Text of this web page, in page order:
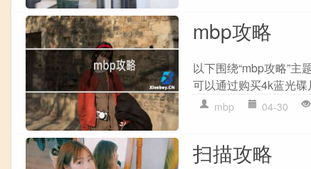
mbp攻略
以下围绕“mbp攻略”
可以通过购买4k蓝光
mbp 04-30
扫描攻略